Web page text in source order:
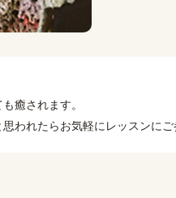
癒されます。
われたらお気軽にレッスンにご